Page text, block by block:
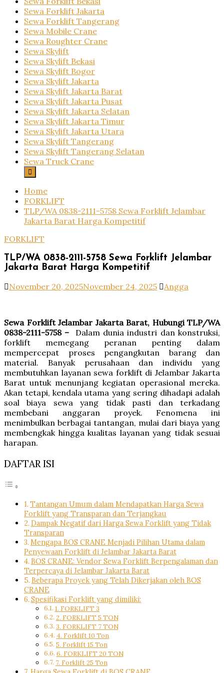
Sewa Forklift Jakarta
Sewa Forklift Tangerang
Sewa Mobile Crane
Sewa Roughter Crane
Sewa Skylift
Sewa Skylift Bekasi
Sewa Skylift Bogor
Sewa Skylift Jakarta
Sewa Skylift Jakarta Barat
Sewa Skylift Jakarta Pusat
Sewa Skylift Jakarta Selatan
Sewa Skylift Jakarta Timur
Sewa Skylift Jakarta Utara
Sewa Skylift Tangerang
Sewa Skylift Tangerang Selatan
Sewa Truck Crane
Home
FORKLIFT
TLP/WA 0838-2111-5758 Sewa Forklift Jelambar
Jakarta Barat Harga Kompetitif
FORKLIFT
TLP/WA 0838-2111-5758 Sewa Forklift Jelambar
Jakarta Barat Harga Kompetitif
November 20, 2025November 24, 2025 Angga
Sewa Forklift Jelambar Jakarta Barat, Hubungi TLP/WA
0838-2111-5758 – Dalam dunia industri dan konstruksi,
forklift memegang peranan penting dalam
mempercepat proses pengangkutan barang dan
material. Banyak perusahaan dan individu yang
membutuhkan layanan sewa forklift di Jelambar Jakarta
Barat untuk menunjang kegiatan operasional mereka.
Akan tetapi, kendala utama yang sering dihadapi adalah
soal biaya sewa yang tidak pasti dan terkadang
membebani anggaran proyek. Fenomena ini
menimbulkan berbagai tantangan, mulai dari biaya yang
membengkak hingga kualitas layanan yang tidak sesuai
harapan.
DAFTAR ISI
Tantangan Umum dalam Mendapatkan Harga Sewa
Forklift yang Transparan dan Terjangkau
Dampak Negatif dari Harga Sewa Forklift yang Tidak
Transparan
Mengapa BOS CRANE Menjadi Pilihan Utama dalam
Penyewaan Forklift di Jelambar Jakarta Barat
BOS CRANE: Vendor Sewa Forklift Berpengalaman dan
Terpercaya di Jelambar Jakarta Barat
Beberapa Proyek yang Telah Dikerjakan oleh BOS
CRANE
Spesifikasi Forklift yang dimiliki:
1. FORKLIFT 3
2. FORKLIFT 5 TON
3. FORKLIFT 7 TON
4. Forklift 10 Ton
5. Forklift 15 Ton
6. FORKLIFT 20 TON
7. Forklift 25 Ton